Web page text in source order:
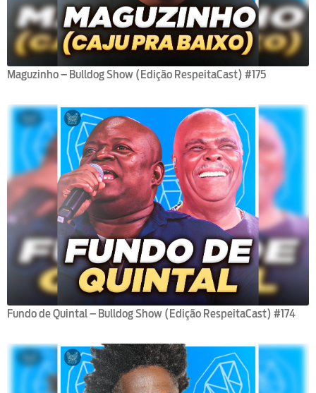
Maguzinho – Bulldog Show (Edição RespeitaCast) #175
Fundo de Quintal – Bulldog Show (Edição RespeitaCast) #174